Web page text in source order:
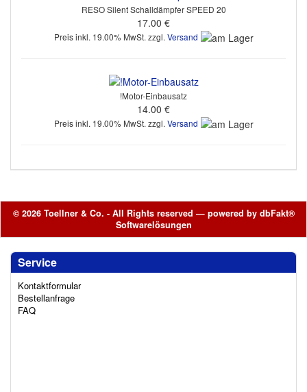
RESO Silent Schalldämpfer SPEED 20
17.00 €
Preis inkl. 19.00% MwSt. zzgl. Versand
!Motor-Einbausatz
14.00 €
Preis inkl. 19.00% MwSt. zzgl. Versand
© 2026 Toellner & Co. - All Rights reserved — powered by dbFakt®
Softwarelösungen
Service
Kontaktformular
Bestellanfrage
FAQ